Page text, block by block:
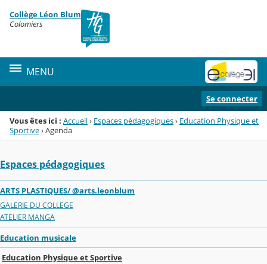
Menu de la rubrique
Contenu
Collège Léon Blum
Colomiers
MENU
Se connecter
Vous êtes ici : Accueil› Espaces pédagogiques› Education Physique et
Sportive›Agenda
Espaces pédagogiques
ARTS PLASTIQUES/ @arts.leonblum
GALERIE DU COLLEGE
ATELIER MANGA
Education musicale
Education Physique et Sportive